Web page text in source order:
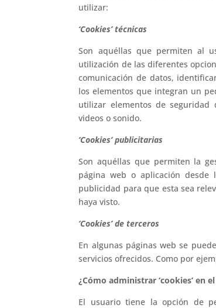
utilizar:
‘Cookies’ técnicas
Son aquéllas que permiten al
utilización de las diferentes
comunicación de datos,
los elementos que integran un
utilizar elementos de
videos o sonido.
‘Cookies’ publicitarias
Son aquéllas que permiten la
página web o aplicación
publicidad para que esta sea
haya visto.
‘Cookies’ de terceros
En algunas páginas web se
servicios ofrecidos. Como por
¿Cómo administrar ‘cookies’ en
El usuario tiene la opción de